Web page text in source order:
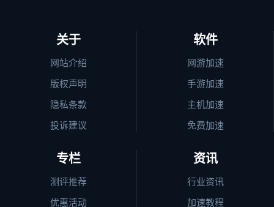
关于
网站介绍
版权声明
隐私条款
投诉建议
软件
网游加速
手游加速
主机加速
免费加速
专栏
测评推荐
优惠活动
资讯
行业资讯
加速教程